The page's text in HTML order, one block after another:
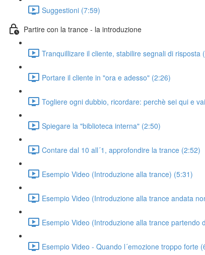
Suggestioni (7:59)
Partire con la trance - la introduzione
Tranquillizare il cliente, stabilire segnali di risposta
Portare il cliente in "ora e adesso" (2:26)
Togliere ogni dubbio, ricordare: perchè sei qui e
Spiegare la "biblioteca interna" (2:50)
Contare dal 10 all´1, approfondire la trance (2:52)
Esempio Video (Introduzione alla trance) (5:31)
Esempio Video (Introduzione alla trance andata
Esempio Video (Introduzione alla trance partendo
Esempio Video - Quando l´emozione troppo forte